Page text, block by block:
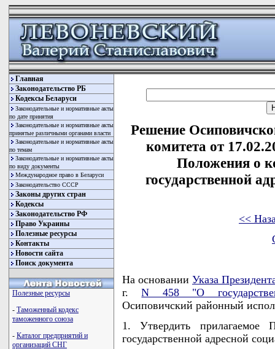
Главная
Законодательство РБ
Кодексы Беларуси
Законодательные и нормативные акты
по дате принятия
Законодательные и нормативные акты
принятые различными органами власти
Законодательные и нормативные акты
по темам
Законодательные и нормативные акты
по виду документы
Международное право в Беларуси
Законодательство СССР
Законы других стран
Кодексы
Законодательство РФ
Право Украины
Полезные ресурсы
Контакты
Новости сайта
Поиск документа
Полезные ресурсы
- Таможенный кодекс
таможенного союза
- Каталог предприятий и
организаций СНГ
Решение
комитета от
Положения о
государственной
<<
На основании Указа
г.N 458 "О
Осиповичский районный
1. Утвердить прилагаемое
государственной адресной